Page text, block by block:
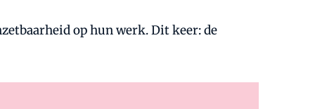
op hun werk. Dit keer: de